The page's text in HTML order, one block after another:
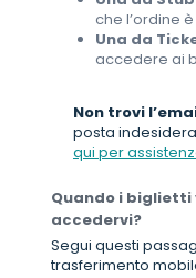
che l’ordine
Una da
accedere ai
Non trovi
posta
qui per
Quando i biglietti
accedervi?
Segui questi
trasferimento